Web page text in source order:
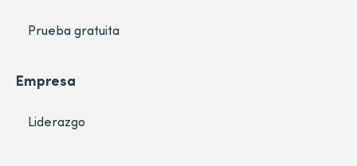
Prueba gratuita
Empresa
Liderazgo